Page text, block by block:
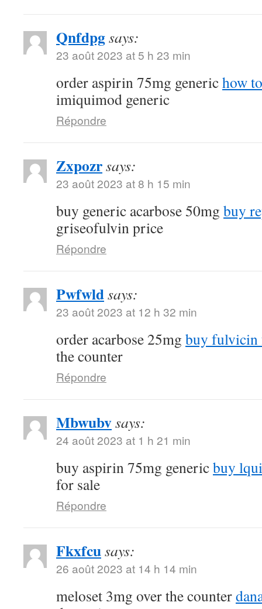
Qnfdpgsays:
23 août 2023 at 5 h 23 min
order aspirin 75mg generichow
imiquimod generic
Répondre
Zxpozrsays:
23 août 2023 at 8 h 15 min
buy generic acarbose 50mg buy
griseofulvin price
Répondre
Pwfwldsays:
23 août 2023 at 12 h 32 min
order acarbose 25mg buy fulvicin
the counter
Répondre
Mbwubvsays:
24 août 2023 at 1 h 21 min
buy aspirin 75mg genericbuy
for sale
Répondre
Fkxfcusays:
26 août 2023 at 14 h 14 min
meloset 3mg over the counter